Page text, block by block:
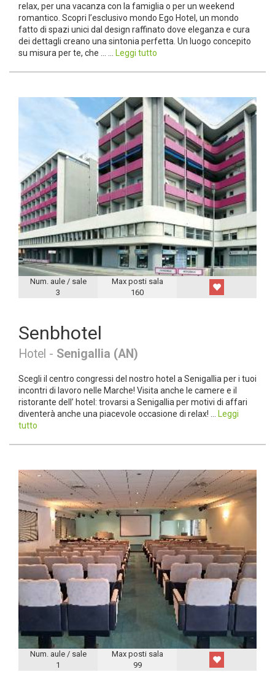
relax, per una vacanza con la famiglia o per un weekend
romantico. Scopri l’esclusivo mondo Ego Hotel, un mondo
fatto di spazi unici dal design raffinato dove eleganza e cura
dei dettagli creano una sintonia perfetta. Un luogo concepito
su misura per te, che ... ... Leggi tutto
Num. aule / sale
3
Max posti sala
160
Senbhotel
Hotel - Senigallia (AN)
Scegli il centro congressi del nostro hotel a Senigallia per i tuoi
incontri di lavoro nelle Marche! Visita anche le camere e il
ristorante dell’ hotel: trovarsi a Senigallia per motivi di affari
diventerà anche una piacevole occasione di relax! ...
Leggi
tutto
Num. aule / sale
1
Max posti sala
99